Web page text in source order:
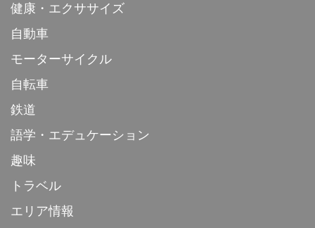
健康・エクササイズ
自動車
モーターサイクル
自転車
鉄道
語学・エデュケーション
趣味
トラベル
エリア情報